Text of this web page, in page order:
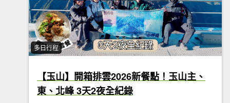
多日行程
【玉山】開箱排雲2026新餐點！玉山主、
東、北峰 3天2夜全紀錄